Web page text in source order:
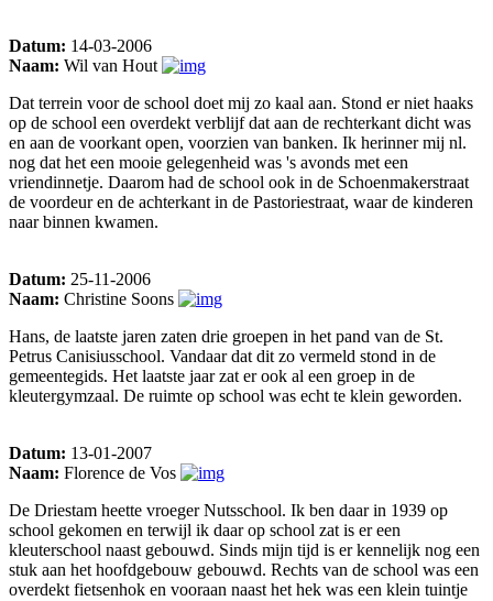
Datum: 14-03-2006
Naam: Wil van Hout
Dat terrein voor de school doet mij zo kaal aan. Stond er niet haaks
op de school een overdekt verblijf dat aan de rechterkant dicht was
en aan de voorkant open, voorzien van banken. Ik herinner mij nl.
nog dat het een mooie gelegenheid was 's avonds met een
vriendinnetje. Daarom had de school ook in de Schoenmakerstraat
de voordeur en de achterkant in de Pastoriestraat, waar de kinderen
naar binnen kwamen.
Datum: 25-11-2006
Naam: Christine Soons
Hans, de laatste jaren zaten drie groepen in het pand van de St.
Petrus Canisiusschool. Vandaar dat dit zo vermeld stond in de
gemeentegids. Het laatste jaar zat er ook al een groep in de
kleutergymzaal. De ruimte op school was echt te klein geworden.
Datum: 13-01-2007
Naam: Florence de Vos
De Driestam heette vroeger Nutsschool. Ik ben daar in 1939 op
school gekomen en terwijl ik daar op school zat is er een
kleuterschool naast gebouwd. Sinds mijn tijd is er kennelijk nog een
stuk aan het hoofdgebouw gebouwd. Rechts van de school was een
overdekt fietsenhok en vooraan naast het hek was een klein tuintje